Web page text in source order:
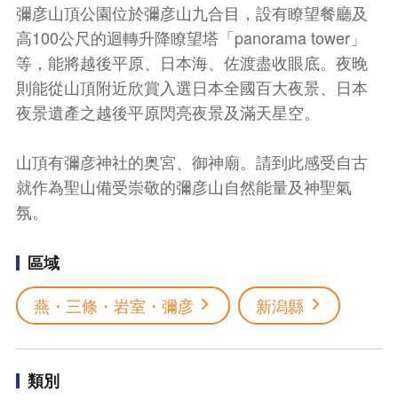
彌彦山頂公園位於彌彦山九合目，設有瞭望餐廳及
高100公尺的迴轉升降瞭望塔「panorama tower」
等，能將越後平原、日本海、佐渡盡收眼底。夜晚
則能從山頂附近欣賞入選日本全國百大夜景、日本
夜景遺產之越後平原閃亮夜景及滿天星空。
山頂有彌彦神社的奥宮、御神廟。請到此感受自古
就作為聖山備受崇敬的彌彦山自然能量及神聖氣
氛。
區域
燕・三條・岩室・彌彦
新潟縣
類別